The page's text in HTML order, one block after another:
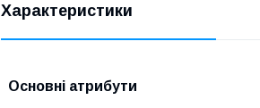
Характеристики
Основні атрибути